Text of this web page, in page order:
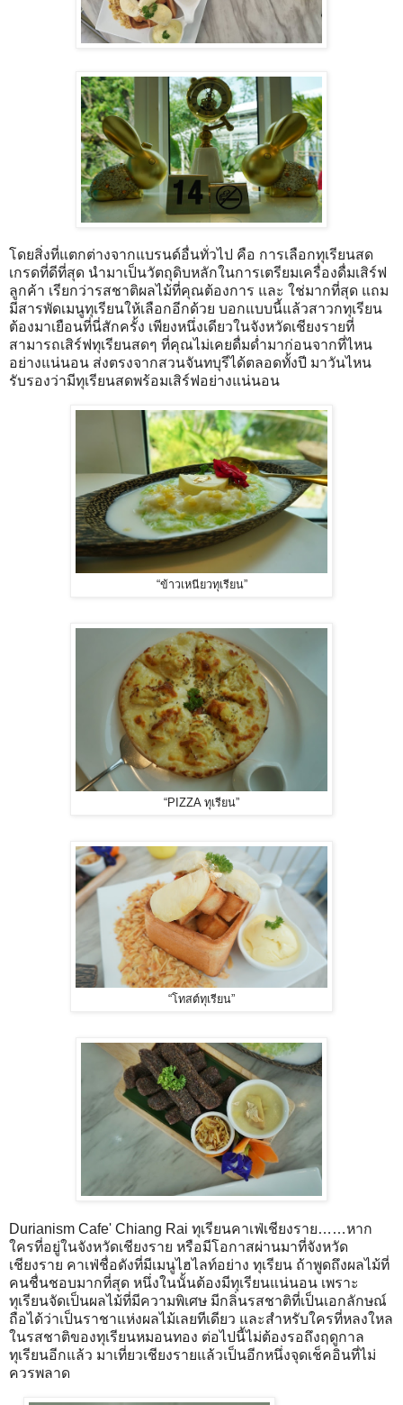
โดยสิ่งที่แตกต่างจากแบรนด์อื่นทั่วไป คือ การเลือกทุเรียนสด
เกรดที่ดีที่สุด นำมาเป็นวัตถุดิบหลักในการเตรียมเครื่องดื่มเสิร์ฟ
ลูกค้า เรียกว่ารสชาติผลไม้ที่คุณต้องการ และ ใช่มากที่สุด แถม
มีสารพัดเมนูทุเรียนให้เลือกอีกด้วย บอกแบบนี้แล้วสาวกทุเรียน
ต้องมาเยือนที่นี่สักครั้ง เพียงหนึ่งเดียวในจังหวัดเชียงรายที่
สามารถเสิร์ฟทุเรียนสดๆ ที่คุณไม่เคยดื่มด่ำมาก่อนจากที่ไหน
อย่างแน่นอน ส่งตรงจากสวนจันทบุรีได้ตลอดทั้งปี มาวันไหน
รับรองว่ามีทุเรียนสดพร้อมเสิร์ฟอย่างแน่นอน
“ข้าวเหนียวทุเรียน”
“PIZZA ทุเรียน”
“โทสต์ทุเรียน”
Durianism Cafe' Chiang Rai ทุเรียนคาเฟ่เชียงราย……หาก
ใครที่อยู่ในจังหวัดเชียงราย หรือมีโอกาสผ่านมาที่จังหวัด
เชียงราย คาเฟ่ชื่อดังที่มีเมนูไฮไลท์อย่าง ทุเรียน ถ้าพูดถึงผลไม้ที่
คนชื่นชอบมากที่สุด หนึ่งในนั้นต้องมีทุเรียนแน่นอน เพราะ
ทุเรียนจัดเป็นผลไม้ที่มีความพิเศษ มีกลิ่นรสชาติที่เป็นเอกลักษณ์
ถือได้ว่าเป็นราชาแห่งผลไม้เลยทีเดียว และสำหรับใครที่หลงใหล
ในรสชาติของทุเรียนหมอนทอง ต่อไปนี้ไม่ต้องรอถึงฤดูกาล
ทุเรียนอีกแล้ว มาเที่ยวเชียงรายแล้วเป็นอีกหนึ่งจุดเช็คอินที่ไม่
ควรพลาด